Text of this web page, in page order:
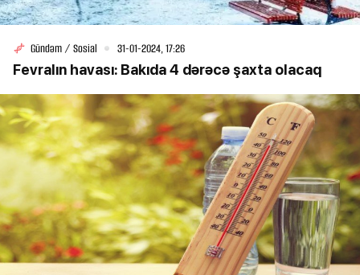
Gündəm / Sosial 31-01-2024, 17:26
Fevralın havası: Bakıda 4 dərəcə şaxta olacaq